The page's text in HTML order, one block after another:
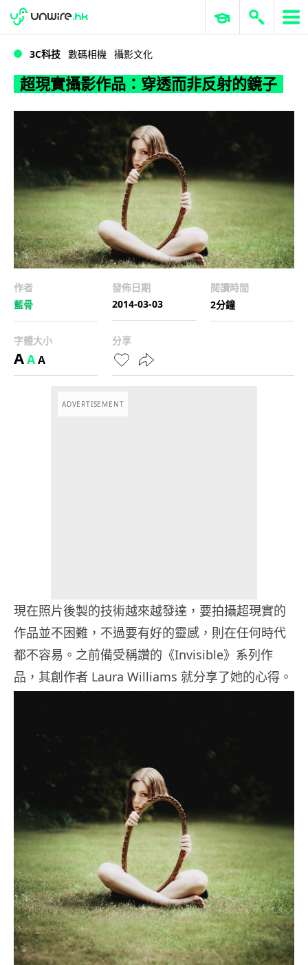
超現實攝影作品：穿透而非反射的鏡子
WWDC 2026 ERP 與商業 AI
3C科技 數碼相機 攝影文化
超現實攝影作品：穿透而非反射的鏡子
作者
藍骨
發佈日期
2014-03-03
閱讀時間
2分鐘
字體大小
AAA
分享
ADVERTISEMENT
現在照片後製的技術越來越發達，要拍攝超現實的
作品並不困難，不過要有好的靈感，則在任何時代
都不容易。之前備受稱讚的《Invisible》系列作
品，其創作者 Laura Williams 就分享了她的心得。